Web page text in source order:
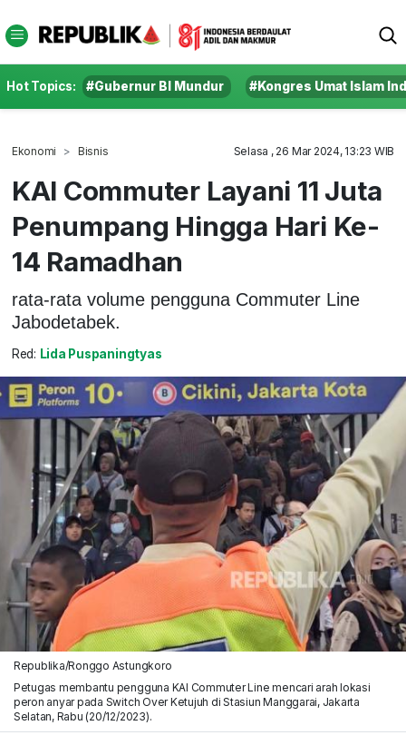
Hot Topics: #Gubernur BI Mundur #Kongres Umat Islam
Ekonomi Bisnis Selasa , 26 Mar 2024, 13:23 WIB
KAI Commuter Layani 11 Juta
Penumpang Hingga Hari Ke-
14 Ramadhan
rata-rata volume pengguna Commuter Line
Jabodetabek.
Red: Lida Puspaningtyas
Republika/Ronggo Astungkoro
Petugas membantu pengguna KAI Commuter Line mencari arah lokasi
peron anyar pada Switch Over Ketujuh di Stasiun Manggarai, Jakarta
Selatan, Rabu (20/12/2023).